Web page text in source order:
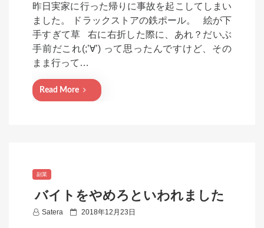
s
t
e
d
o
昨日実家に行った帰りに事故を起こしてしまい
ました。 ドラックストアの鉄ポール。 絵が下
手すぎて草 右に右折した際に、あれ？だいぶ
手前だこれ(;’∀’) って思ったんですけど、その
まま行って…
Read More
副業
バイトをやめろといわれました
Satera
P 2018年12月23日